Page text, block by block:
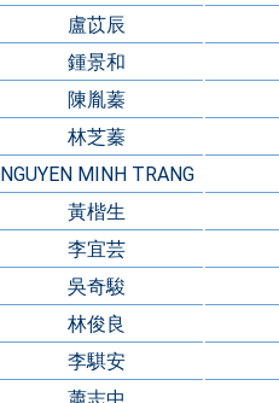
盧苡辰
鍾景和
陳胤蓁
林芝蓁
NGUYEN MINH TRANG
黃楷生
李宜芸
吳奇駿
林俊良
李騏安